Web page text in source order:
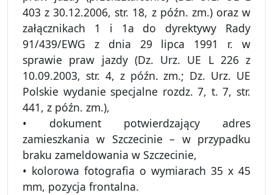
403 z 30.12.2006, str. 18, z późn. zm.) oraz w
załącznikach 1 i 1a do dyrektywy Rady
91/439/EWG z dnia 29 lipca 1991 r. w
sprawie praw jazdy (Dz. Urz. UE L 226 z
10.09.2003, str. 4, z późn. zm.; Dz. Urz. UE
Polskie wydanie specjalne rozdz. 7, t. 7, str.
441, z późn. zm.),
• dokument potwierdzający adres
zamieszkania w Szczecinie – w przypadku
braku zameldowania w Szczecinie,
• kolorowa fotografia o wymiarach 35 x 45
mm, pozycja frontalna.